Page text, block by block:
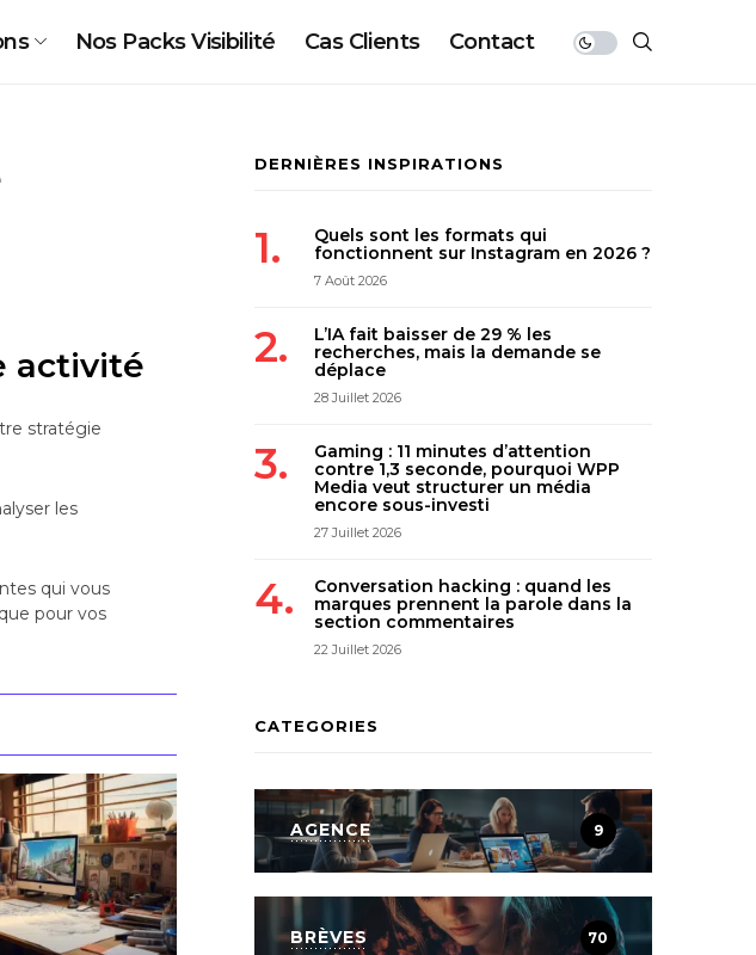
Nos Packs Visibilité Cas Clients Contact
activité
stratégie
les
qui vous
pour vos
DERNIÈRES INSPIRATIONS
Quels sont les formats qui
fonctionnent sur Instagram en 2026 ?
7 Août 2026
L’IA fait baisser de 29 % les
recherches, mais la demande se
déplace
28 Juillet 2026
Gaming : 11 minutes d’attention
contre 1,3 seconde, pourquoi WPP
Media veut structurer un média
encore sous-investi
27 Juillet 2026
Conversation hacking : quand les
marques prennent la parole dans la
section commentaires
22 Juillet 2026
CATEGORIES
AGENCE 9
BRÈVES 70